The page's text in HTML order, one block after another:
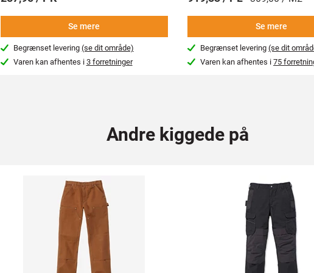
Se mere
Begrænset levering (se dit område)
Varen kan afhentes i 3 forretninger
Se mere
Begrænset levering(se dit
Varen kan afhentes i75
Andre kiggede på